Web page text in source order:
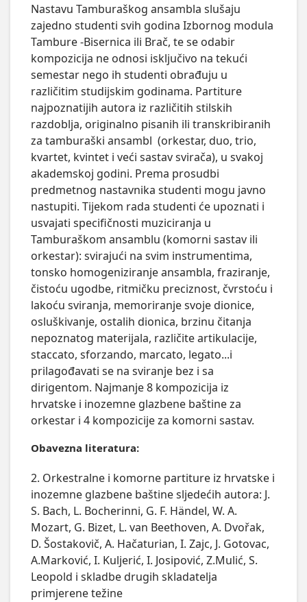
Nastavu Tamburaškog ansambla slušaju
zajedno studenti svih godina Izbornog modula
Tambure -Bisernica ili Brač, te se odabir
kompozicija ne odnosi isključivo na tekući
semestar nego ih studenti obrađuju u
različitim studijskim godinama. Partiture
najpoznatijih autora iz različitih stilskih
razdoblja, originalno pisanih ili transkribiranih
za tamburaški ansambl  (orkestar, duo, trio,
kvartet, kvintet i veći sastav svirača), u svakoj
akademskoj godini. Prema prosudbi
predmetnog nastavnika studenti mogu javno
nastupiti. Tijekom rada studenti će upoznati i
usvajati specifičnosti muziciranja u
Tamburaškom ansamblu (komorni sastav ili
orkestar): svirajući na svim instrumentima,
tonsko homogeniziranje ansambla, fraziranje,
čistoću ugodbe, ritmičku preciznost, čvrstoću i
lakoću sviranja, memoriranje svoje dionice,
osluškivanje, ostalih dionica, brzinu čitanja
nepoznatog materijala, različite artikulacije,
staccato, sforzando, marcato, legato...i
prilagođavati se na sviranje bez i sa
dirigentom. Najmanje 8 kompozicija iz
hrvatske i inozemne glazbene baštine za
orkestar i 4 kompozicije za komorni sastav.
Obavezna literatura:
2. Orkestralne i komorne partiture iz hrvatske i
inozemne glazbene baštine sljedećih autora: J.
S. Bach, L. Bocherinni, G. F. Händel, W. A.
Mozart, G. Bizet, L. van Beethoven, A. Dvořak,
D. Šostakovič, A. Hačaturian, I. Zajc, J. Gotovac,
A.Marković, I. Kuljerić, I. Josipović, Z.Mulić, S.
Leopold i skladbe drugih skladatelja
primjerene težine